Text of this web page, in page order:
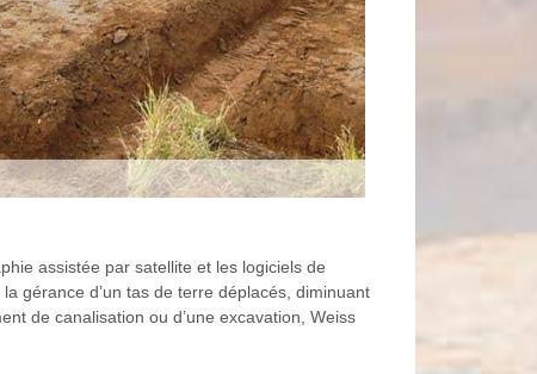
assistée par satellite et les logiciels de
gérance d’un tas de terre déplacés, diminuant
de canalisation ou d’une excavation, Weiss